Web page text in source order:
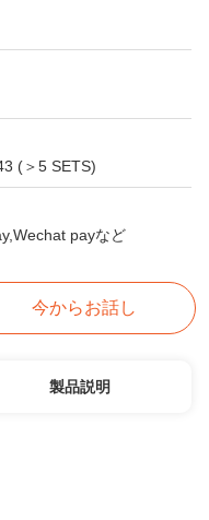
USD 7114.28(1-5 SETS) , USD 5691.43 (＞5 SETS)
payなど
今からお話し
製品説明